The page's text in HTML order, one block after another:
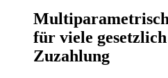
für viele
Zuzahlung